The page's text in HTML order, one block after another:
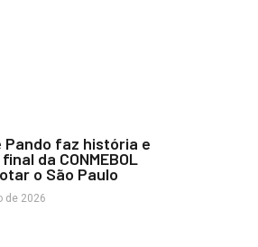
Pando faz história e
da CONMEBOL
o São Paulo
de 2026